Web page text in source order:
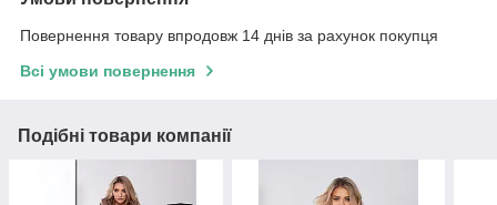
Повернення товару впродовж 14 днів за рахунок покупця
Всі умови повернення
Подібні товари компанії